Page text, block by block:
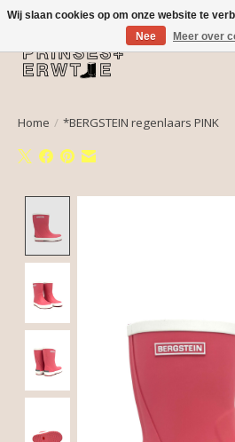
Home / *BERGSTEIN regenlaars PINK
Wij slaan cookies op om onze website te
Nee
Meer over